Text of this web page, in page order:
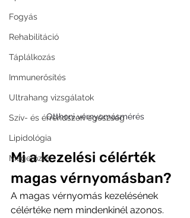
Fogyás
Rehabilitáció
Táplálkozás
Immunerősítés
Ultrahang vizsgálatok
Szív- és érrendszeri egészség
Lipidológia
Megelőzés
Otthoni vérnyomásmérés
Mi a kezelési célérték
magas vérnyomásban?
A magas vérnyomás kezelésének
célértéke nem mindenkinél azonos.